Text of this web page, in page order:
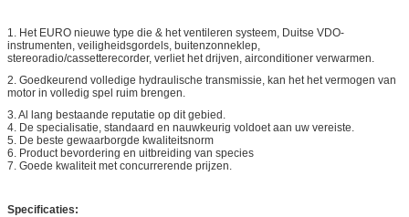
1. Het EURO nieuwe type die & het ventileren systeem, Duitse VDO-
instrumenten, veiligheidsgordels, buitenzonneklep,
stereoradio/cassetterecorder, verliet het drijven, airconditioner verwarmen.
2. Goedkeurend volledige hydraulische transmissie, kan het het vermogen van
motor in volledig spel ruim brengen.
3. Al lang bestaande reputatie op dit gebied.
4. De specialisatie, standaard en nauwkeurig voldoet aan uw vereiste.
5. De beste gewaarborgde kwaliteitsnorm
6. Product bevordering en uitbreiding van species
7. Goede kwaliteit met concurrerende prijzen.
Specificaties: